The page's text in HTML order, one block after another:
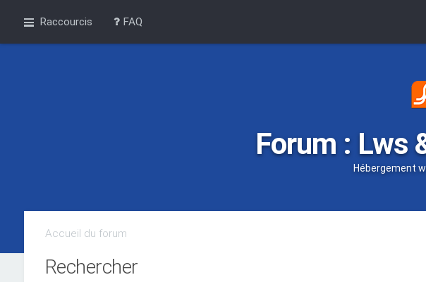
Raccourcis FAQ
Forum : Lws
Hébergement
Accueil du forum
Rechercher